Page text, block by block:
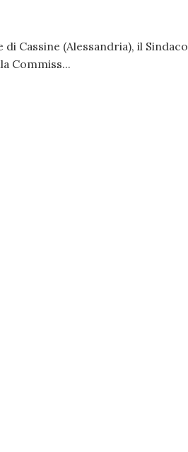
Cassine (Alessandria), il Sindaco
Commiss...